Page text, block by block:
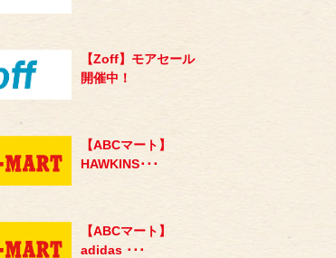
【Zoff】モアセール
開催中！
【ABCマート】
HAWKINS･･･
【ABCマート】
adidas ･･･